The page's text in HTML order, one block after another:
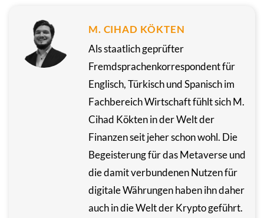
M. CIHAD KÖKTEN
Als staatlich geprüfter
Fremdsprachenkorrespondent für
Englisch, Türkisch und Spanisch im
Fachbereich Wirtschaft fühlt sich M.
Cihad Kökten in der Welt der
Finanzen seit jeher schon wohl. Die
Begeisterung für das Metaverse und
die damit verbundenen Nutzen für
digitale Währungen haben ihn daher
auch in die Welt der Krypto geführt.